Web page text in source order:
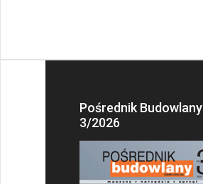
Pośrednik Budowlany
3/2026